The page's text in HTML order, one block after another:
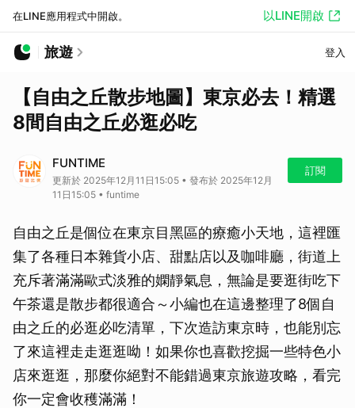
在LINE應用程式中開啟。 以LINE開啟
旅遊 登入
【自由之丘散步地圖】東京必去！精選
8間自由之丘必逛必吃
FUNTIME
更新於 2025年12月11日15:05 • 發布於 2025年12月
11日15:05 • funtime
訂閱
自由之丘是個位在東京目黑區的療癒小天地，這裡匯
集了各種日本雜貨小店、甜點店以及咖啡廳，街道上
充斥著滿滿歐式淡雅的嫻靜氣息，無論是要逛街吃下
午茶還是散步都很適合～小編也在這邊整理了8個自
由之丘的必逛必吃清單，下次造訪東京時，也能別忘
了來這裡走走逛逛呦！如果你也喜歡挖掘一些特色小
店來逛逛，那麼你絕對不能錯過東京旅遊攻略，看完
你一定會收穫滿滿！